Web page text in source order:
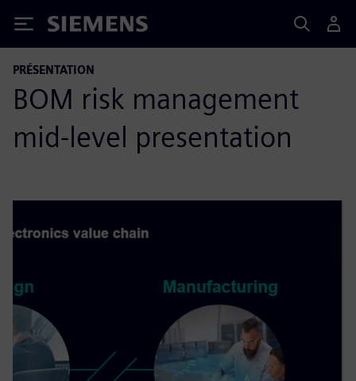
Siemens
PRÉSENTATION
BOM risk management
mid-level presentation